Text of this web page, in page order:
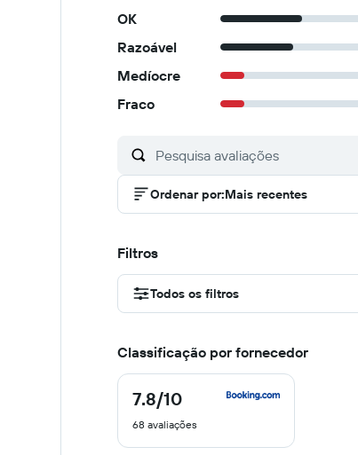
OK
Razoável
Medíocre
Fraco
Ordenar por:Mais recentes
Filtros
Todos os filtros
Classificação por fornecedor
7.8/10
7.8
10
68 avaliações